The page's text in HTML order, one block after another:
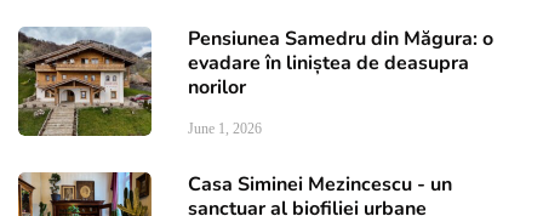
Pensiunea Samedru din Măgura: o
evadare în liniștea de deasupra
norilor
June 1, 2026
Casa Siminei Mezincescu - un
sanctuar al biofiliei urbane